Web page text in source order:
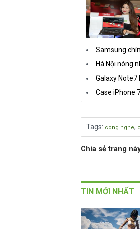
Samsung
Hà Nội nóng
Galaxy
Case iPhone
Tags: cong nghe,
Chia sẻ trang
TIN MỚI NHẤT